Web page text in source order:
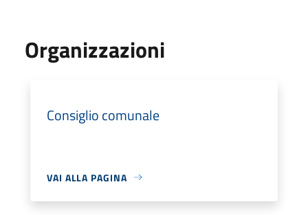
Organizzazioni
Consiglio comunale
VAI ALLA PAGINA